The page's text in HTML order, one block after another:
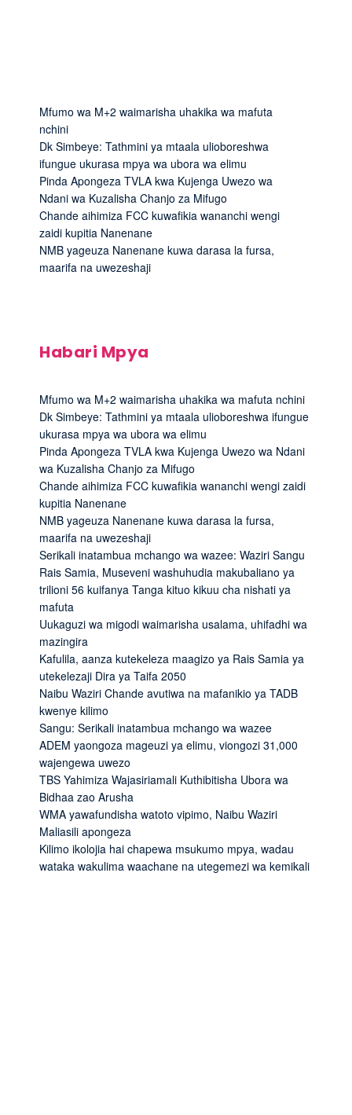
Mfumo wa M+2 waimarisha uhakika wa mafuta
nchini
Dk Simbeye: Tathmini ya mtaala ulioboreshwa
ifungue ukurasa mpya wa ubora wa elimu
Pinda Apongeza TVLA kwa Kujenga Uwezo wa
Ndani wa Kuzalisha Chanjo za Mifugo
Chande aihimiza FCC kuwafikia wananchi wengi
zaidi kupitia Nanenane
NMB yageuza Nanenane kuwa darasa la fursa,
maarifa na uwezeshaji
Habari Mpya
Mfumo wa M+2 waimarisha uhakika wa mafuta nchini
Dk Simbeye: Tathmini ya mtaala ulioboreshwa ifungue
ukurasa mpya wa ubora wa elimu
Pinda Apongeza TVLA kwa Kujenga Uwezo wa Ndani
wa Kuzalisha Chanjo za Mifugo
Chande aihimiza FCC kuwafikia wananchi wengi zaidi
kupitia Nanenane
NMB yageuza Nanenane kuwa darasa la fursa,
maarifa na uwezeshaji
Serikali inatambua mchango wa wazee: Waziri Sangu
Rais Samia, Museveni washuhudia makubaliano ya
trilioni 56 kuifanya Tanga kituo kikuu cha nishati ya
mafuta
Uukaguzi wa migodi waimarisha usalama, uhifadhi wa
mazingira
Kafulila, aanza kutekeleza maagizo ya Rais Samia ya
utekelezaji Dira ya Taifa 2050
Naibu Waziri Chande avutiwa na mafanikio ya TADB
kwenye kilimo
Sangu: Serikali inatambua mchango wa wazee
ADEM yaongoza mageuzi ya elimu, viongozi 31,000
wajengewa uwezo
TBS Yahimiza Wajasiriamali Kuthibitisha Ubora wa
Bidhaa zao Arusha
WMA yawafundisha watoto vipimo, Naibu Waziri
Maliasili apongeza
Kilimo ikolojia hai chapewa msukumo mpya, wadau
wataka wakulima waachane na utegemezi wa kemikali